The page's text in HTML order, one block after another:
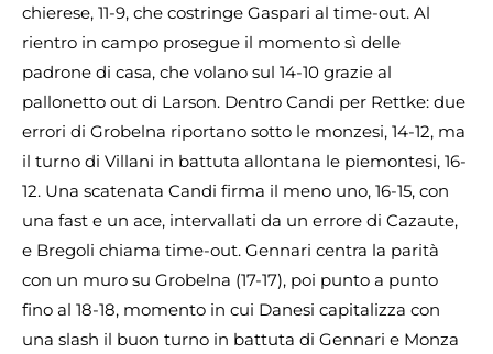
chierese, 11-9, che costringe Gaspari al time-out. Al
rientro in campo prosegue il momento sì delle
padrone di casa, che volano sul 14-10 grazie al
pallonetto out di Larson. Dentro Candi per Rettke: due
errori di Grobelna riportano sotto le monzesi, 14-12, ma
il turno di Villani in battuta allontana le piemontesi, 16-
12. Una scatenata Candi firma il meno uno, 16-15, con
una fast e un ace, intervallati da un errore di Cazaute,
e Bregoli chiama time-out. Gennari centra la parità
con un muro su Grobelna (17-17), poi punto a punto
fino al 18-18, momento in cui Danesi capitalizza con
una slash il buon turno in battuta di Gennari e Monza